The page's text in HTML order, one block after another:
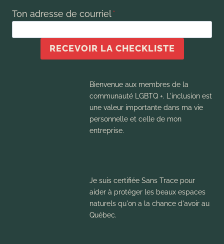
Ton adresse de courriel*
RECEVOIR LA CHECKLISTE
Bienvenue aux membres de la
communauté LGBTQ +. L'inclusion est
une valeur importante dans ma vie
personnelle et celle de mon
entreprise.
Je suis certifiée Sans Trace pour
aider à protéger les beaux espaces
naturels qu'on a la chance d'avoir au
Québec.